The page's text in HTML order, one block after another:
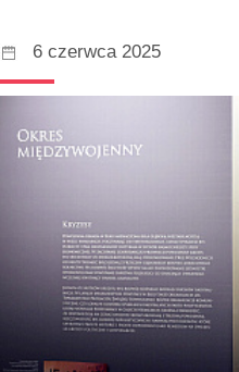
6 czerwca 2025